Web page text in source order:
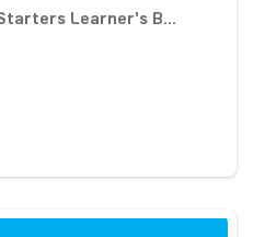
Learner's B...